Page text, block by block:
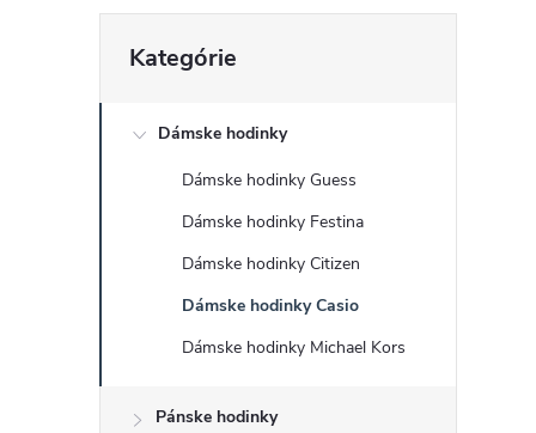
o
a
kategórie
Kategórie
Dámske hodinky
Dámske hodinky Guess
Dámske hodinky Festina
Dámske hodinky Citizen
Dámske hodinky Casio
Dámske hodinky Michael Kors
Pánske hodinky